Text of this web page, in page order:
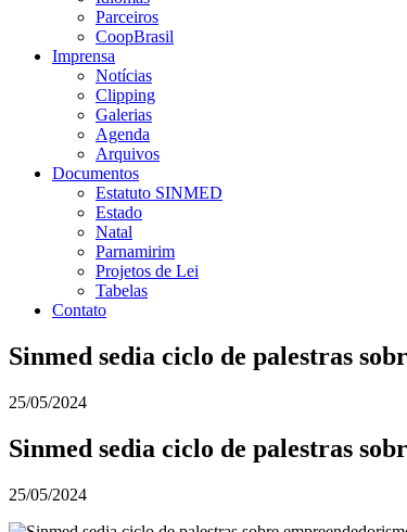
Parceiros
CoopBrasil
Imprensa
Notícias
Clipping
Galerias
Agenda
Arquivos
Documentos
Estatuto SINMED
Estado
Natal
Parnamirim
Projetos de Lei
Tabelas
Contato
Sinmed sedia ciclo de palestras
25/05/2024
Sinmed sedia ciclo de palestras
25/05/2024